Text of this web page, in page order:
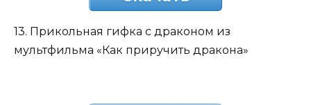
13. Прикольная гифка с драконом из
мультфильма «Как приручить дракона»